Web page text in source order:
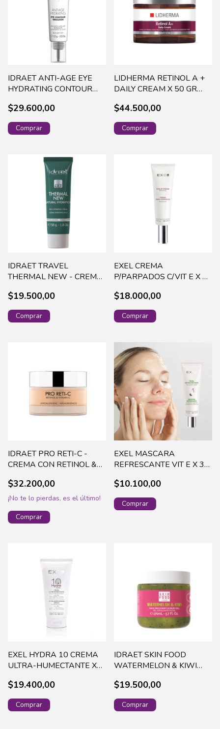
IDRAET ANTI-AGE EYE
HYDRATING CONTOUR
(98)
$29.600,00
LIDHERMA RETINOL A +
DAILY CREAM X 50 GR
$44.500,00
IDRAET TRAVEL
THERMAL NEW - CREMA
17179 (96)
$19.500,00
EXEL CREMA
P/PARPADOS C/VIT E X 30
$18.000,00
IDRAET PRO RETI-C -
CREMA CON RETINOL &
(80)
$32.200,00
¡No te lo pierdas, es el último!
EXEL MASCARA
REFRESCANTE VIT E X 30
$10.100,00
EXEL HYDRA 10 CREMA
ULTRA-HUMECTANTE X
$19.400,00
IDRAET SKIN FOOD
WATERMELON & KIWI
GELX170ML-15878
$19.500,00